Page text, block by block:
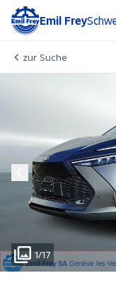
Emil Frey
zur Suche
1/17